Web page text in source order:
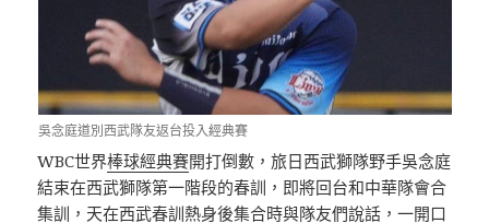
吳念庭道別西武隊友返台投入經典賽
WBC世界棒球經典賽開打倒數，旅日西武獅隊野手吳念庭
結束在西武獅隊第一階段的春訓，即將回台和中華隊會合
集訓，天在西武春訓熱身後集合時與隊友們說話，一開口